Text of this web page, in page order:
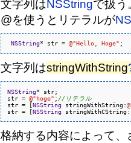
文字列はNSStringで扱う
@を使うとリテラルが
NSString* str = @"Hello, Hoge" ;
文字列はstringWithString
NSString*
str;
str = @"hoge" ; //リテラル
str = [NSString stringWithString:@
str = [NSString stringWithCString:
格納する内容によって、